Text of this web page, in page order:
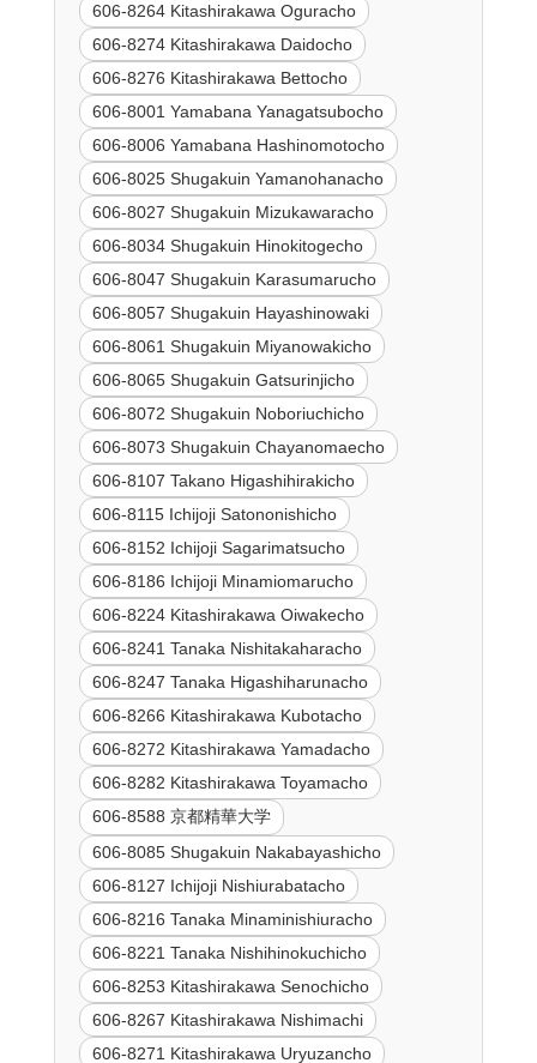
606-8264 Kitashirakawa Oguracho
606-8274 Kitashirakawa Daidocho
606-8276 Kitashirakawa Bettocho
606-8001 Yamabana Yanagatsubocho
606-8006 Yamabana Hashinomotocho
606-8025 Shugakuin Yamanohanacho
606-8027 Shugakuin Mizukawaracho
606-8034 Shugakuin Hinokitogecho
606-8047 Shugakuin Karasumarucho
606-8057 Shugakuin Hayashinowaki
606-8061 Shugakuin Miyanowakicho
606-8065 Shugakuin Gatsurinjicho
606-8072 Shugakuin Noboriuchicho
606-8073 Shugakuin Chayanomaecho
606-8107 Takano Higashihirakicho
606-8115 Ichijoji Satononishicho
606-8152 Ichijoji Sagarimatsucho
606-8186 Ichijoji Minamiomarucho
606-8224 Kitashirakawa Oiwakecho
606-8241 Tanaka Nishitakaharacho
606-8247 Tanaka Higashiharunacho
606-8266 Kitashirakawa Kubotacho
606-8272 Kitashirakawa Yamadacho
606-8282 Kitashirakawa Toyamacho
606-8588 京都精華大学
606-8085 Shugakuin Nakabayashicho
606-8127 Ichijoji Nishiurabatacho
606-8216 Tanaka Minaminishiuracho
606-8221 Tanaka Nishihinokuchicho
606-8253 Kitashirakawa Senochicho
606-8267 Kitashirakawa Nishimachi
606-8271 Kitashirakawa Uryuzancho